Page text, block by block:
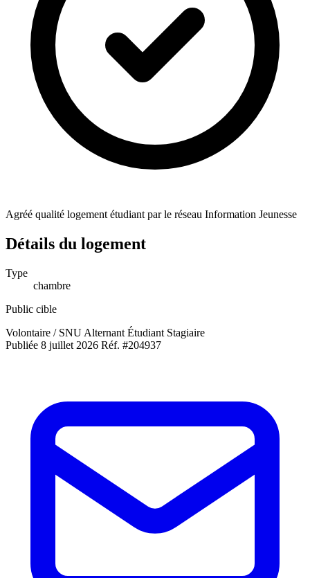
Agréé qualité logement étudiant par le réseau Information Jeunesse
Détails du logement
Type
chambre
Public cible
Volontaire / SNU Alternant Étudiant Stagiaire
Publiée 8 juillet 2026 Réf. #204937